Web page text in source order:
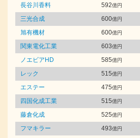
長谷川香料
592億円
三光合成
600億円
旭有機材
600億円
関東電化工業
603億円
ノエビアHD
585億円
レック
515億円
エステー
475億円
四国化成工業
515億円
藤倉化成
525億円
フマキラー
493億円